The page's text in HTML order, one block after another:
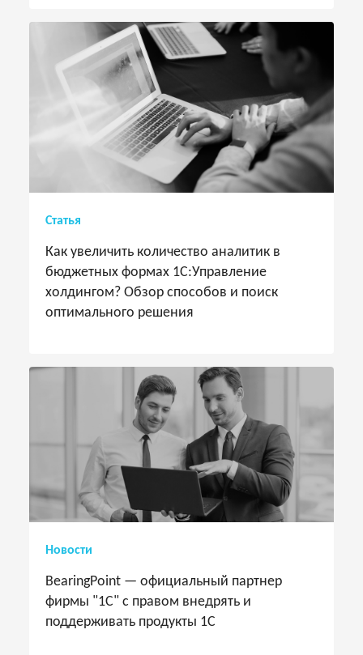
Статья
Как увеличить количество аналитик в
бюджетных формах 1С:Управление
холдингом? Обзор способов и поиск
оптимального решения
Новости
BearingPoint — официальный партнер
фирмы "1С" с правом внедрять и
поддерживать продукты 1С